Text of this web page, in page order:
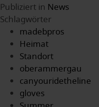
Publiziert in News
Schlagwörter
madebpros
Heimat
Standort
oberammergau
canyouridetheline
gloves